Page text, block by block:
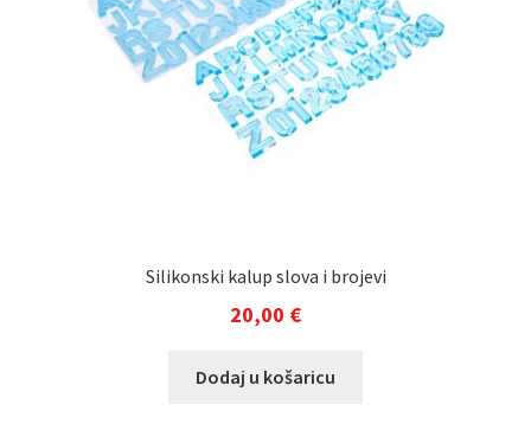
Silikonski kalup slova i brojevi
20,00 €
Dodaj u košaricu